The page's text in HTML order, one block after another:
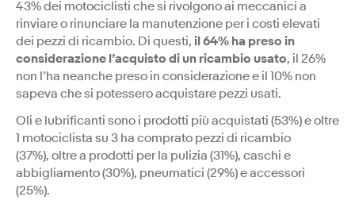
43% dei motociclisti che si rivolgono ai meccanici a
rinviare o rinunciare la manutenzione per i costi elevati
dei pezzi di ricambio. Di questi, il 64% ha preso in
considerazione l’acquisto di un ricambio usato, il 26%
non l’ha neanche preso in considerazione e il 10% non
sapeva che si potessero acquistare pezzi usati.
Oli e lubrificanti sono i prodotti più acquistati (53%) e oltre
1 motociclista su 3 ha comprato pezzi di ricambio
(37%), oltre a prodotti per la pulizia (31%), caschi e
abbigliamento (30%), pneumatici (29%) e accessori
(25%).